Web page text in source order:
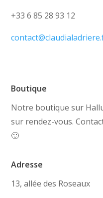
+33 6 85 28 93 12
Boutique
Notre boutique sur
sur rendez-vous.
🙂
Adresse
13, allée des Roseaux